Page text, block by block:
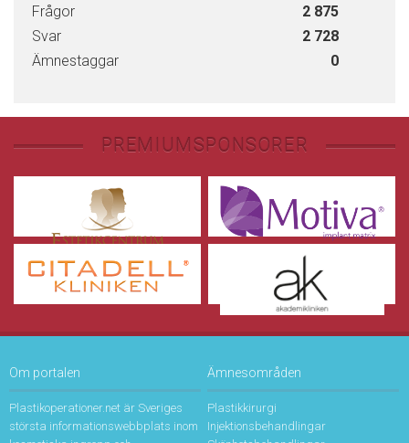
Frågor
2 875
Svar
2 728
Ämnestaggar
0
PREMIUMSPONSORER
Om portalen
Plastikoperationer.net är Sveriges
största informationswebbplats inom
Ämnesområden
Plastikkirurgi
Injektionsbehandlingar